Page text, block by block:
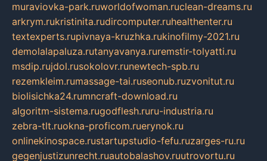
muraviovka-park.ruworldofwoman.ruclean-dreams.ru
arkrym.rukristinita.rudircomputer.ruhealthenter.ru
textexperts.rupivnaya-kruzhka.rukinofilmy-2021.ru
demolalapaluza.rutanyavanya.ruremstir-tolyatti.ru
msdip.rujdol.rusokolovr.runewtech-spb.ru
rezemkleim.rumassage-tai.ruseonub.ruzvonitut.ru
biolisichka24.rumncraft-download.ru
algoritm-sistema.rugodflesh.ruru-industria.ru
zebra-tlt.ruokna-proficom.ruerynok.ru
onlinekinospace.rustartupstudio-fefu.ruzarges-ru.ru
gegenjustizunrecht.ruautobalashov.ruutrovortu.ru